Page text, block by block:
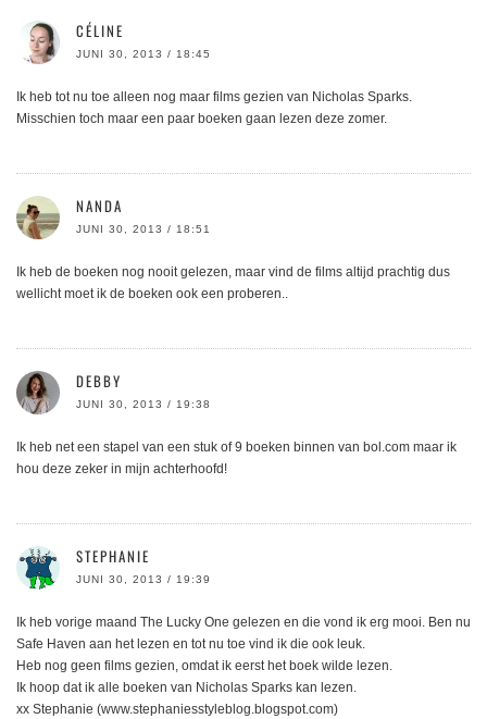
CÉLINE
JUNI 30, 2013 / 18:45
Ik heb tot nu toe alleen nog maar films gezien van Nicholas Sparks.
Misschien toch maar een paar boeken gaan lezen deze zomer.
NANDA
JUNI 30, 2013 / 18:51
Ik heb de boeken nog nooit gelezen, maar vind de films altijd prachtig dus
wellicht moet ik de boeken ook een proberen..
DEBBY
JUNI 30, 2013 / 19:38
Ik heb net een stapel van een stuk of 9 boeken binnen van bol.com maar ik
hou deze zeker in mijn achterhoofd!
STEPHANIE
JUNI 30, 2013 / 19:39
Ik heb vorige maand The Lucky One gelezen en die vond ik erg mooi. Ben nu
Safe Haven aan het lezen en tot nu toe vind ik die ook leuk.
Heb nog geen films gezien, omdat ik eerst het boek wilde lezen.
Ik hoop dat ik alle boeken van Nicholas Sparks kan lezen.
xx Stephanie (www.stephaniesstyleblog.blogspot.com)